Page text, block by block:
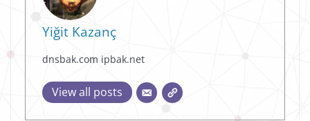
Yiğit Kazanç
dnsbak.com ipbak.net
View all posts